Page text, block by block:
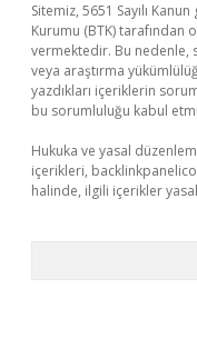
Sitemiz, 5651 Sayılı
Kurumu (BTK) tarafından
vermektedir. Bu
veya araştırma
yazdıkları içeriklerin
bu sorumluluğu kabul
Hukuka ve yasal
içerikleri,
halinde, ilgili içerikler